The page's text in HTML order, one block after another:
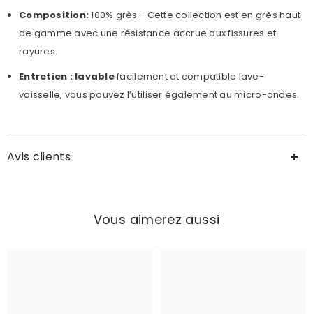
Composition:100% grès - Cette collection est en grès haut
de gamme avec une résistance accrue aux fissures et
rayures.
Entretien : lavablefacilement et compatible lave-
vaisselle, vous pouvez l’utiliser également au micro-ondes.
Avis clients
Vous aimerez aussi